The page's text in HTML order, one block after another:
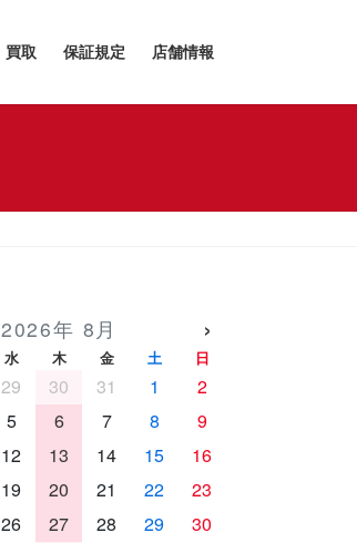
買取 保証規定 店舗情報
2026年 8月 ›
水 木 金 土 日
29 30 31 1
2
5 6 7 8
9
12 13 14 15
16
19 20 21 22
23
26 27 28 29
30